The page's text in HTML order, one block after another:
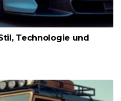
Technologie und